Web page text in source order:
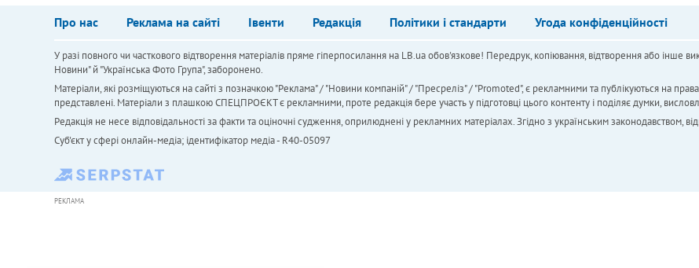
Про нас Реклама на сайті Івенти Редакція Політики і стандарти Угода конфіденційності
У разі повного чи часткового відтворення матеріалів пряме гіперпосилання на LB.ua обов'язкове! Передрук, копіювання, відтворення або інше
Новини" й "Українська Фото Група", заборонено.
Матеріали, які розміщуються на сайті з позначкою "Реклама" / "Новини компаній" / "Пресреліз" / "Promoted", є рекламними та публікуються на
представлені. Матеріали з плашкою СПЕЦПРОЄКТ є рекламними, проте редакція бере участь у підготовці цього контенту і поділяє думки,
Редакція не несе відповідальності за факти та оціночні судження, оприлюднені у рекламних матеріалах. Згідно з українським законодавством,
Cуб'єкт у сфері онлайн-медіа; ідентифікатор медіа - R40-05097
РЕКЛАМА